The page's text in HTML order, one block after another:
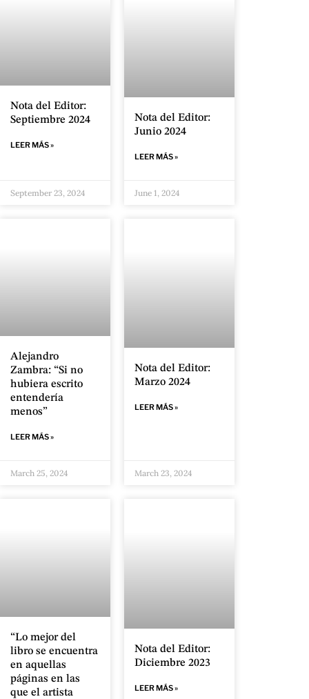
Nota del Editor:
Septiembre 2024
LEER MÁS »
September 23, 2024
Nota del Editor:
Junio 2024
LEER MÁS »
June 1, 2024
Alejandro
Zambra: “Si no
hubiera escrito
entendería
menos”
LEER MÁS »
March 25, 2024
Nota del Editor:
Marzo 2024
LEER MÁS »
March 23, 2024
“Lo mejor del
libro se encuentra
en aquellas
páginas en las
que el artista
Nota del Editor:
Diciembre 2023
LEER MÁS »